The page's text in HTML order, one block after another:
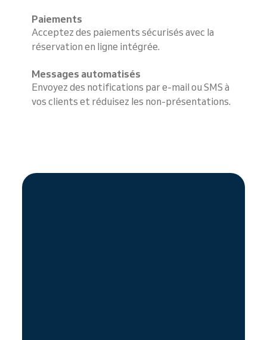
Paiements
Acceptez des paiements sécurisés avec la
réservation en ligne intégrée.
Messages automatisés
Envoyez des notifications par e-mail ou SMS à
vos clients et réduisez les non-présentations.